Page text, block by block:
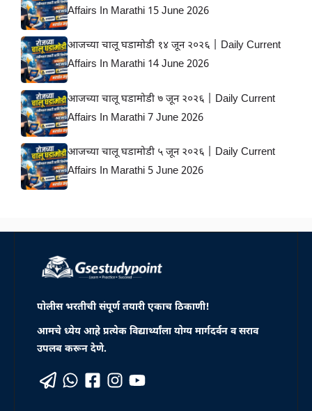
Affairs In Marathi 15 June 2026
आजच्या चालू घडामोडी १४ जून २०२६ | Daily Current
Affairs In Marathi 14 June 2026
आजच्या चालू घडामोडी ७ जून २०२६ | Daily Current
Affairs In Marathi 7 June 2026
आजच्या चालू घडामोडी ५ जून २०२६ | Daily Current
Affairs In Marathi 5 June 2026
पोलीस भरतीची संपूर्ण तयारी एकाच ठिकाणी!
आमचे ध्येय आहे प्रत्येक विद्यार्थ्यांला योग्य मार्गदर्वन व सराव
उपलब करून देणे.